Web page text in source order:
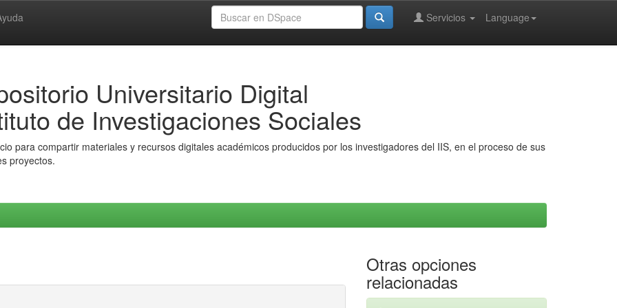
Language
Servicios
Universitario Digital
de Investigaciones Sociales
para compartir materiales y recursos digitales académicos producidos por los investigadores del IIS, en el proceso de sus
proyectos.
Otras opciones
relacionadas